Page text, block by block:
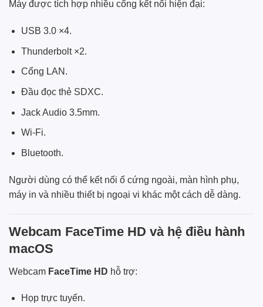
Máy được tích hợp nhiều cổng kết nối hiện đại:
USB 3.0 ×4.
Thunderbolt ×2.
Cổng LAN.
Đầu đọc thẻ SDXC.
Jack Audio 3.5mm.
Wi-Fi.
Bluetooth.
Người dùng có thể kết nối ổ cứng ngoài, màn hình phụ,
máy in và nhiều thiết bị ngoại vi khác một cách dễ dàng.
Webcam FaceTime HD và hệ điều hành
macOS
Webcam FaceTime HD hỗ trợ:
Họp trực tuyến.